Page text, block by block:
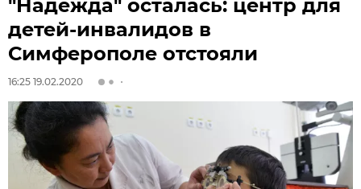
"Надежда" осталась: центр для
детей-инвалидов в
Симферополе отстояли
16:25 19.02.2020